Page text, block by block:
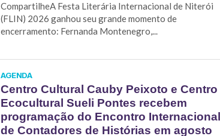
CompartilheA Festa Literária Internacional de Niterói
(FLIN) 2026 ganhou seu grande momento de
encerramento: Fernanda Montenegro,...
AGENDA
Centro Cultural Cauby Peixoto e Centro
Ecocultural Sueli Pontes recebem
programação do Encontro Internacional
de Contadores de Histórias em agosto